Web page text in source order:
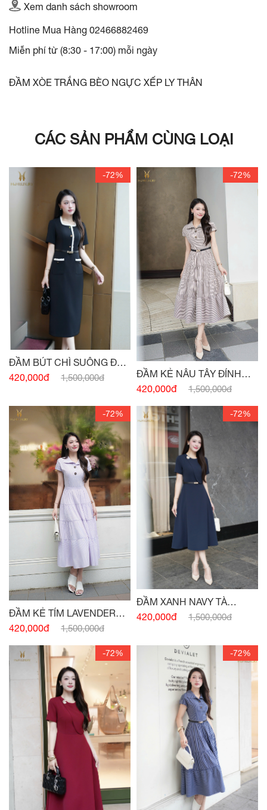
Xem danh sách showroom
Hotline Mua Hàng 02466882469
Miễn phí từ (8:30 - 17:00) mỗi ngày
ĐẦM XÒE TRẮNG BÈO NGỰC XẾP LY THÂN
CÁC SẢN PHẨM CÙNG LOẠI
-72%
ĐẦM BÚT CHÌ SUÔNG ĐEN
HAI TÚI
420,000đ 1,500,000đ
-72%
ĐẦM KẺ NÂU TÂY ĐÍNH
CÚC
420,000đ 1,500,000đ
-72%
ĐẦM KẺ TÍM LAVENDER
ĐÍNH CÚC
420,000đ 1,500,000đ
-72%
ĐẦM XANH NAVY TÀ
NGỰC ĐÍNH CHARM
420,000đ 1,500,000đ
-72% -72%